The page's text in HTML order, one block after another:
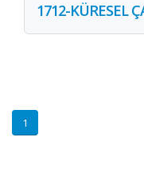
1712-KÜRESEL
1